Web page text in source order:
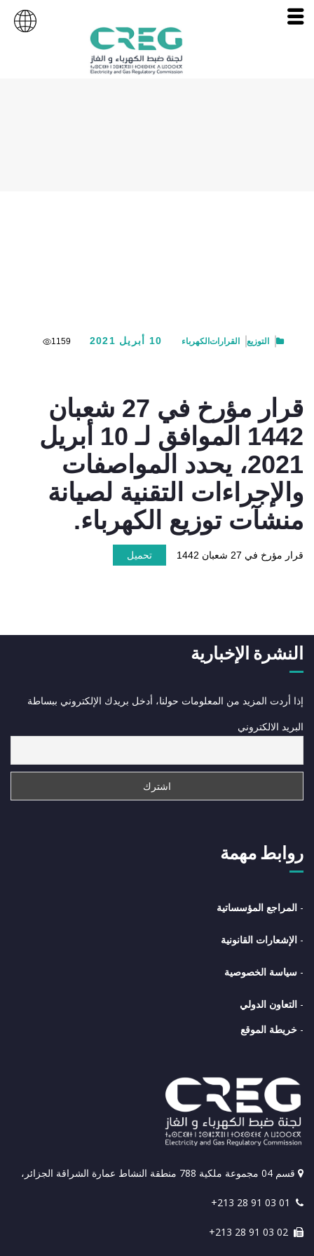
التوزيع القرارات الكهرباء 10 أبريل 2021 1159
قرار مؤرخ في 27 شعبان
1442 الموافق لـ 10 أبريل
2021، يحدد المواصفات
والإجراءات التقنية لصيانة
منشآت توزيع الكهرباء.
قرار مؤرخ في 27 شعبان 1442 تحميل
قسم 04 مجموعة ملكية 788 منطقة النشاط عمارة الشراقة الجزائر،
+213 28 91 03 01
+213 28 91 03 02
روابط مهمة
- المراجع المؤسساتية
- الإشعارات القانونية
- سياسة الخصوصية
- التعاون الدولي
- خريطة الموقع
النشرة الإخبارية
إذا أردت المزيد من المعلومات حولنا، أدخل بريدك الإلكتروني ببساطة
البريد الالكتروني